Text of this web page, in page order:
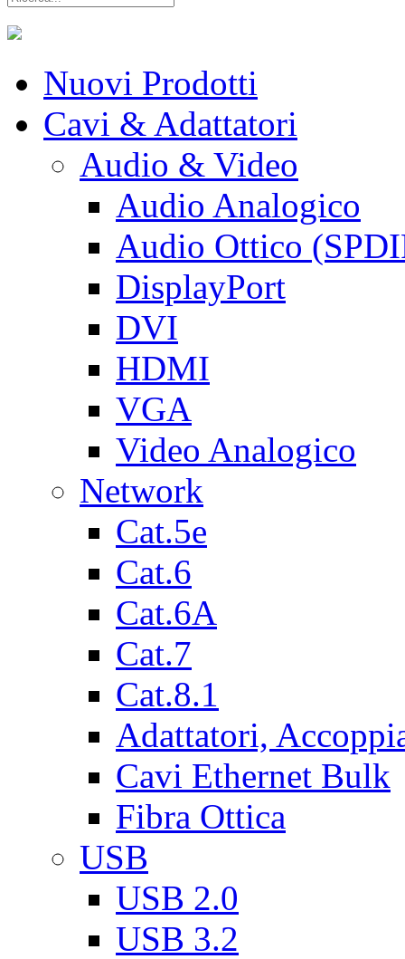
Nuovi Prodotti
Cavi & Adattatori
Audio & Video
Audio Analogico
Audio Ottico
DisplayPort
DVI
HDMI
VGA
Video Analogico
Network
Cat.5e
Cat.6
Cat.6A
Cat.7
Cat.8.1
Adattatori,
Cavi Ethernet Bulk
Fibra Ottica
USB
USB 2.0
USB 3.2